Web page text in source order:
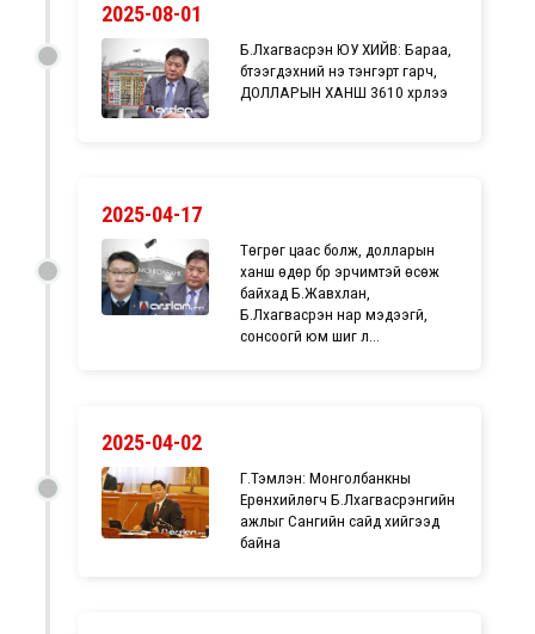
2025-08-01
Б.Лхагвасүрэн ЮУ ХИЙВ: Бараа,
бүтээгдэхүүний үнэ тэнгэрт гарч,
ДОЛЛАРЫН ХАНШ 3610 хүрлээ
2025-04-17
Төгрөг цаас болж, долларын
ханш өдөр бүр эрчимтэй өсөж
байхад Б.Жавхлан,
Б.Лхагвасүрэн нар мэдээгүй,
сонсоогүй юм шиг л...
2025-04-02
Г.Тэмүүлэн: Монголбанкны
Ерөнхийлөгч Б.Лхагвасүрэнгийн
ажлыг Сангийн сайд хийгээд
байна